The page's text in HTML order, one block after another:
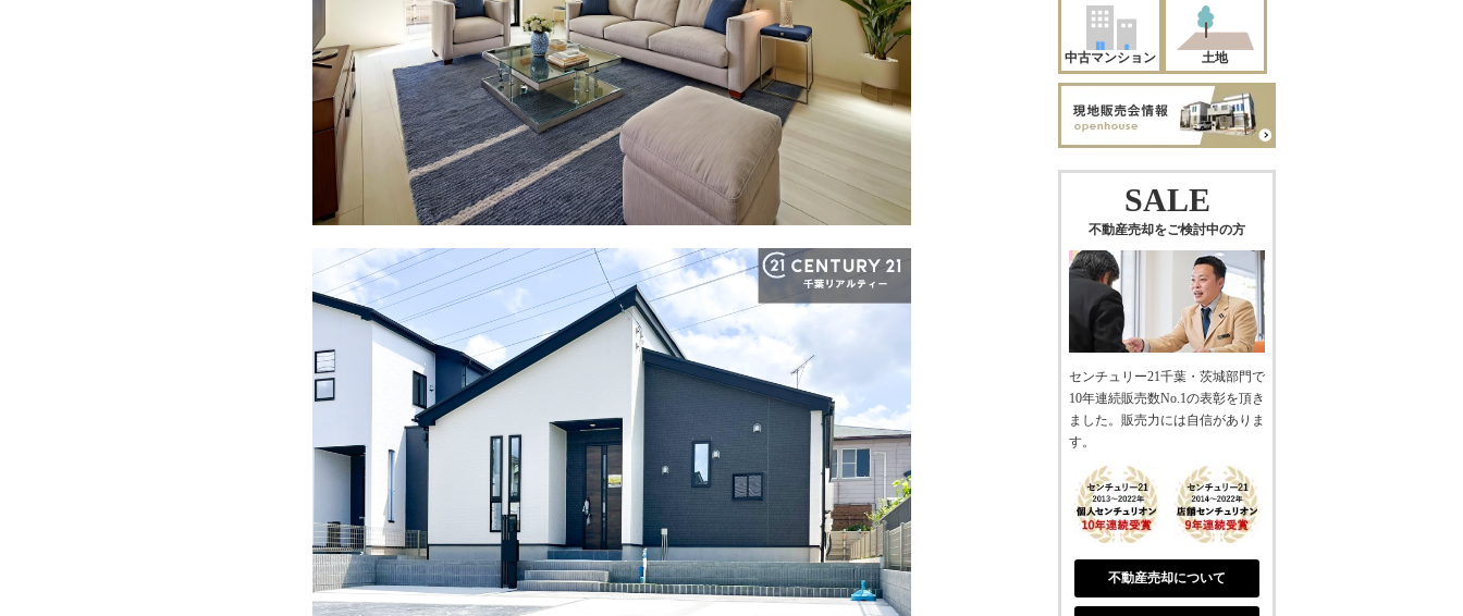
中古マンション 土地
SALE
不動産売却をご検討中の方
センチュリー21千葉・茨城部門で
10年連続販売数No.1の表彰を頂き
ました。販売力には自信がありま
す。
不動産売却について